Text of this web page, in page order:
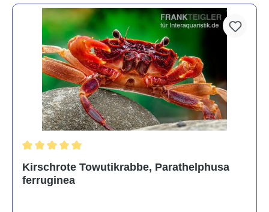
Kirschrote Towutikrabbe, Parathelphusa
ferruginea